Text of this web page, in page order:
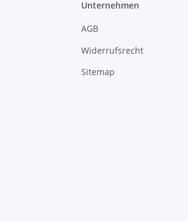
Unternehmen
AGB
Widerrufsrecht
Sitemap